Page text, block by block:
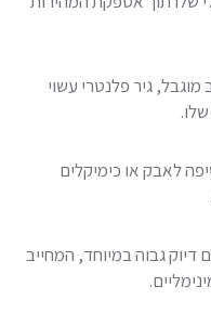
גיר פלנטרי עשוי
לאבק או כימיקלים
דיוק גבוה במיוחד, המחייב